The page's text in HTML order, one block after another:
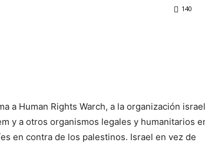
140
a Human Rights Warch, a la organización
y a otros organismos legales y humanitarios
en contra de los palestinos. Israel en vez de